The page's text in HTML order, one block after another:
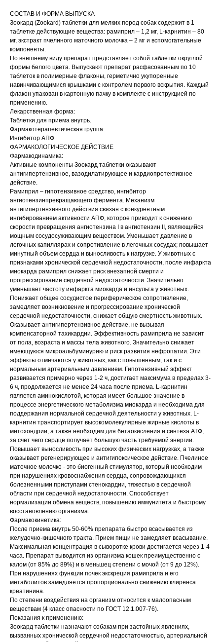
СОСТАВ И ФОРМА ВЫПУСКА
Зоокард (Zookard) таблетки для мелких пород собак содержит в 1
таблетке действующие вещества: рамиприл – 1,2 мг, L-карнитин – 80
мг, экстракт пчелиного маточного молочка – 2 мг и вспомогательные
компоненты.
По внешнему виду препарат представляет собой таблетки округлой
формы белого цвета. Выпускают препарат расфасованным по 10
таблеток в полимерные флаконы, герметично укупоренные
навинчивающимися крышками с контролем первого вскрытия. Каждый
флакон упакован в картонную пачку в комплекте с инструкцией по
применению.
Лекарственная форма:
Таблетки для приема внутрь.
Фармакотерапевтическая группа:
Ингибитор АПФ
ФАРМАКОЛОГИЧЕСКОЕ ДЕЙСТВИЕ
Фармакодинамика:
Активные компоненты Зоокард таблетки оказывают
антигипертензивное, вазодилатирующее и кардиопротективное
действие.
Рамиприл – гипотензивное средство, ингибитор
ангиотензинпревращающего фермента. Механизм
антигипертензивного действия связан с конкурентным
ингибированием активности АПФ, которое приводит к снижению
скорости превращения ангиотензина I в ангиотензин II, являющийся
мощным сосудосуживающим веществом. Уменьшает давление в
легочных капиллярах и сопротивление в легочных сосудах; повышает
минутный объем сердца и выносливость к нагрузке. У животных с
признаками хронической сердечной недостаточности, после инфаркта
миокарда рамиприл снижает риск внезапной смерти и
прогрессирование сердечной недостаточности. Значительно
уменьшает частоту инфаркта миокарда и инсульта у животных.
Понижает общее сосудистое периферическое сопротивление,
замедляет возникновение и прогрессирование хронической
сердечной недостаточности, снижает общую смертность животных.
Оказывает антигипертензивное действие, не вызывая
компенсаторной тахикардии. Эффективность рамиприла не зависит
от пола, возраста и массы тела животного. Значительно снижает
имеющуюся микроальбуминурию и риск развития нефропатии. Эти
эффекты отмечаются у животных, как с повышенным, так и с
нормальным артериальным давлением. Гипотензивный эффект
развивается примерно через 1-2 ч, достигает максимума в пределах 3-
6 ч, продолжается не менее 24 часа после приема. L-карнитин
является аминокислотой, которая имеет большое значение в
процессе энергетического метаболизма миокарда и необходима для
поддержания нормальной сердечной деятельности у животных. L-
карнитин транспортирует высокомолекулярные жирные кислоты в
митохондрии, а также необходим для бетаокисления и синтеза АТФ,
за счет чего сердце получает большую часть требуемой энергии.
Повышает выносливость при высоких физических нагрузках, а также
оказывает регенерирующее и антигипоксическое действие. Пчелиное
маточное молочко - это биогенный стимулятор, который необходим
при нарушениях кровоснабжения сердца, сопровождающихся
болезненными приступами стенокардии, тяжестью в сердечной
области при сердечной недостаточности. Способствует
нормализации обмена веществ, повышению иммунитета и быстрому
восстановлению организма.
Фармакокинетика:
После приема внутрь 50-60% препарата быстро всасывается из
желудочно-кишечного тракта. Прием пищи не замедляет всасывание.
Максимальная концентрация в сыворотке крови достигается через 1-4
часа. Препарат выводится из организма кошек преимущественно с
калом (от 85% до 89%) и в меньшец степени с мочой (от 9 до 12%).
При нарушениях функции почек экскреция рамиприла и его
метаболитов замедляется пропорционально снижению клиренса
креатинина.
По степени воздействия на организм относится к малоопасным
веществам (4 класс опасности по ГОСТ 12.1.007-76).
Показания к применению:
Зоокард таблетки назначают собакам при застойных явлениях,
вызванных хронической сердечной недостаточностью, артериальной